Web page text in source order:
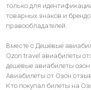
только для
товарных знаков и
правообладателей.
Вместе с Дешёвые
Ozon travel авиабилеты
дешёвые авиабилеты озон
Авиабилеты от Озон
Кто покупал билеты на